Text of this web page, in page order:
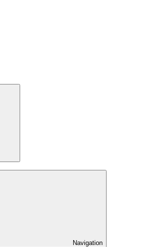
Navigation